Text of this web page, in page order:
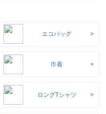
エコバッグ
巾着
ロングTシャツ